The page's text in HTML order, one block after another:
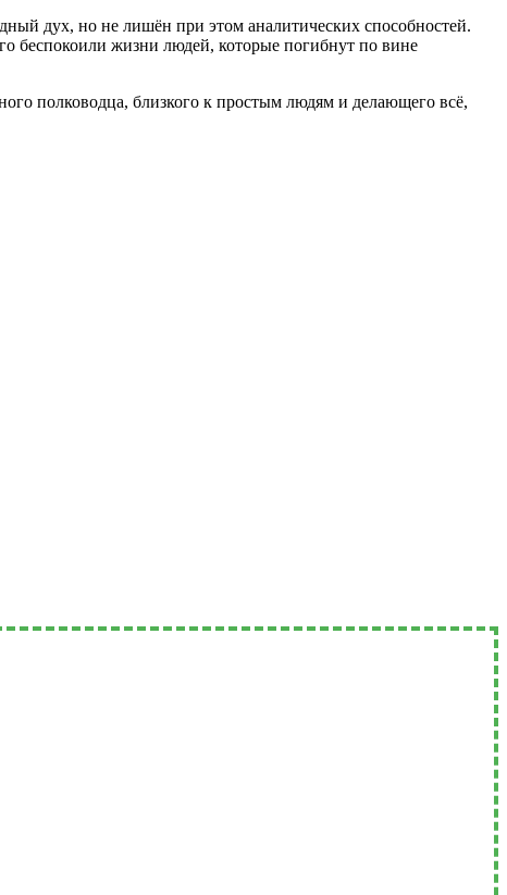
дух, но не лишён при этом аналитических способностей.
беспокоили жизни людей, которые погибнут по вине
полководца, близкого к простым людям и делающего всё,